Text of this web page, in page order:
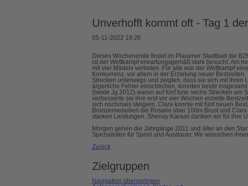
Unverhofft kommt oft - Tag 1
05-11-2022 19:26
Dieses Wochenende findet im Plauener Stadtbad die
ist der Wettkampf erwartungsgemäß stark besucht. Am
mit vier Mädels vertreten. Für alle war der Wettkampf
Konkurrenz, vor allem in der Erzielung neuer
Strecken unterwegs und zeigten, dass sie sich mit
ärgerliche Fehler einschlichen, konnten beide
(beide Jg.2012) waren auf fünf bzw. sechs Strecken am
verbesserte sie ihre erst vor vier Wochen erzielte
sich nochmals steigern. Clara konnte mit fünf neuen
Bronzemedaillen die Rosalie über 100m Brust und
starken Leistungen. Shenay Karaali danken wir für ihre
Morgen gehen die Jahrgänge 2011 und älter an den
Spezialisten für Sprint und Ausdauer. Wir wünschen
Zurück
Zielgruppen
Navigation überspringen